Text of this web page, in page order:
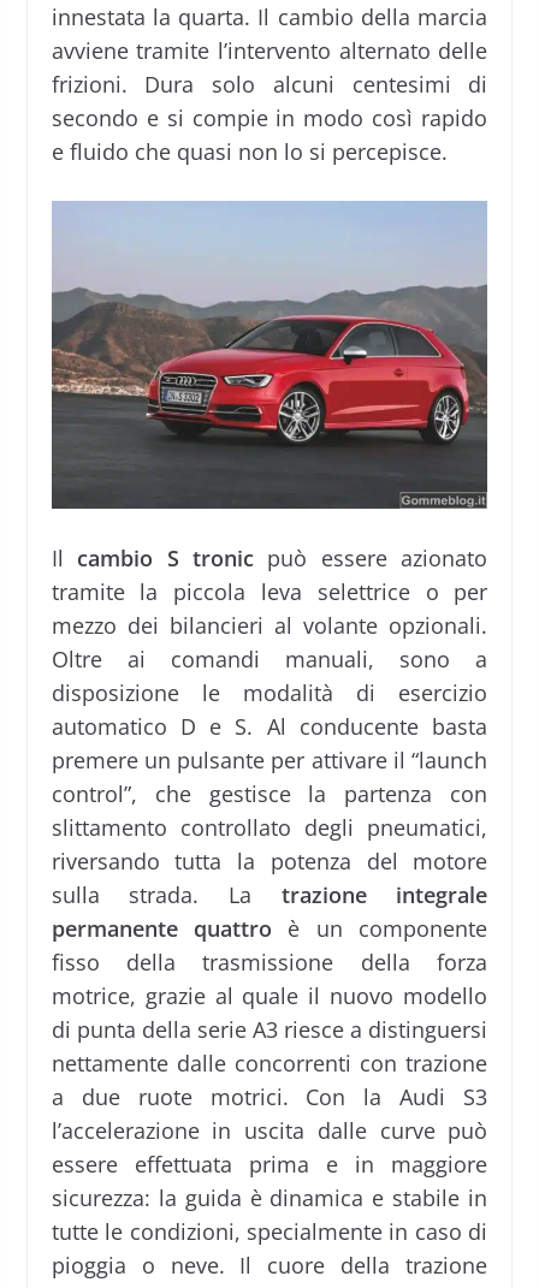
innestata la quarta. Il cambio della marcia
avviene tramite l’intervento alternato delle
frizioni. Dura solo alcuni centesimi di
secondo e si compie in modo così rapido
e fluido che quasi non lo si percepisce.
Il cambio S tronic può essere azionato
tramite la piccola leva selettrice o per
mezzo dei bilancieri al volante opzionali.
Oltre ai comandi manuali, sono a
disposizione le modalità di esercizio
automatico D e S. Al conducente basta
premere un pulsante per attivare il “launch
control”, che gestisce la partenza con
slittamento controllato degli pneumatici,
riversando tutta la potenza del motore
sulla strada.
La trazione integrale
permanente quattro è un componente
fisso della trasmissione della forza
motrice, grazie al quale il nuovo modello
di punta della serie A3 riesce a distinguersi
nettamente dalle concorrenti con trazione
a due ruote motrici. Con la Audi S3
l’accelerazione in uscita dalle curve può
essere effettuata prima e in maggiore
sicurezza: la guida è dinamica e stabile in
tutte le condizioni, specialmente in caso di
pioggia o neve. Il cuore della trazione